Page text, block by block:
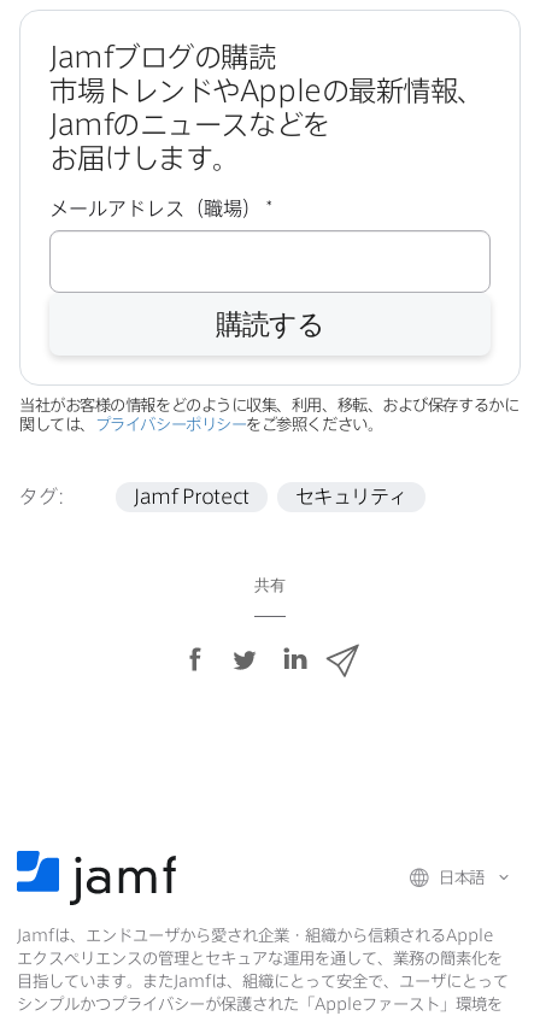
Jamfブログの​購読
市場トレンドやAppleの​最新情報、
Jamfの​ニュースなどを​
お届けします。
メールアドレス（職場） *必
須
購読する
当社が​お客様の​情報を​どのように​収集、​利用、​移転、​および​保存するかに​
関しては、 プライバシーポリシーを​ご参照ください。
タグ: Jamf Protect セキュリティ
共有
共
有
有
共
有
日本語
Jamfは、​エンドユーザから​愛され企業・組織から​信頼されるApple
エクスペリエンスの​管理と​セキュアな​運用を​通して、​業務の​簡素化を​
目指しています。​また Jamfは、​組織に​とって​安全で、​ユーザに​とって​
シンプルかつプライバシーが​保護された​「 Appleファースト」環境を​